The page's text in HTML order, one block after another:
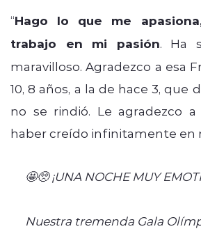
“Hago lo que me
trabajo en mi pasión. Ha
maravilloso. Agradezco a esa
10, 8 años, a la de hace 3, que
no se rindió. Le agradezco
haber creído infinitamente en
🤩🥺 ¡UNA NOCHE MUY
Nuestra tremenda Gala